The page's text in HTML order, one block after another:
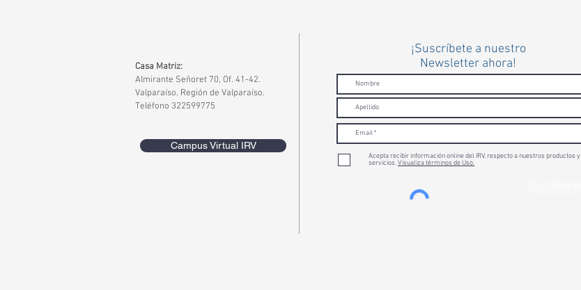
Casa Matriz:
Almirante Señoret 70, Of. 41-42.
Valparaíso. Región de Valparaíso.
Teléfono 322599775
Campus Virtual IRV
¡Suscríbete a nuestro
Newsletter ahora!
Acepta recibir información online del IRV, respecto a nuestros productos y
servicios.Visualiza términos de Uso.